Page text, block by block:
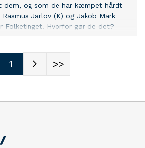
dem, og som de har kæmpet hårdt
Jarlov (K) og Jakob Mark
Folketinget. Hvorfor gør de det?
1 >>